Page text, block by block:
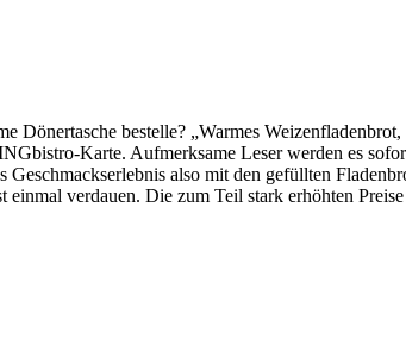
bestelle? „Warmes
Karte. Aufmerksame Leser werden es
Geschmackserlebnis also mit den gefüllten
verdauen. Die zum Teil stark erhöhten